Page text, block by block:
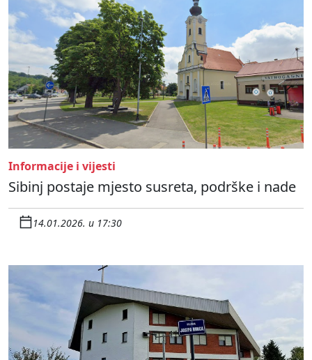
Informacije i vijesti
Sibinj postaje mjesto susreta, podrške i nade
14.01.2026. u 17:30